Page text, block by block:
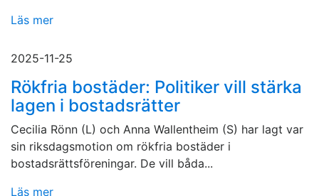
Läs mer
2025-11-25
Rökfria bostäder: Politiker vill stärka
lagen i bostadsrätter
Cecilia Rönn (L) och Anna Wallentheim (S) har lagt var
sin riksdagsmotion om rökfria bostäder i
bostadsrättsföreningar. De vill båda...
Läs mer